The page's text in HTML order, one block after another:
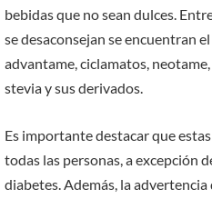
bebidas que no sean dulces.
se desaconsejan se encuentran
advantame, ciclamatos,
stevia y sus derivados.
Es importante destacar que
todas las personas, a excepción
diabetes. Además, la advertencia